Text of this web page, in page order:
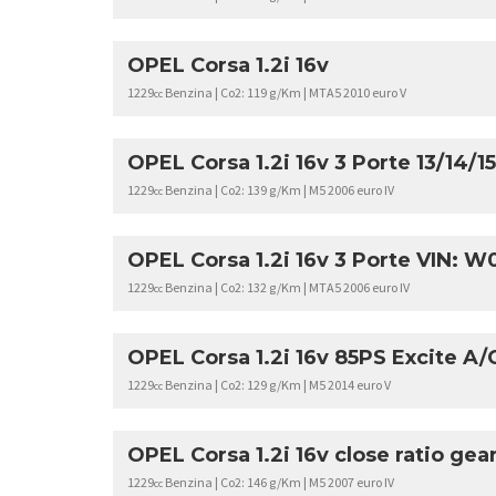
OPEL Corsa 1.2i 16v
1229cc Benzina | Co2: 119 g/Km | MTA5 2010 euro V
OPEL Corsa 1.2i 16v 3 Porte 13/14/
1229cc Benzina | Co2: 139 g/Km | M5 2006 euro IV
OPEL Corsa 1.2i 16v 3 Porte VIN:
1229cc Benzina | Co2: 132 g/Km | MTA5 2006 euro IV
OPEL Corsa 1.2i 16v 85PS Excite A/
1229cc Benzina | Co2: 129 g/Km | M5 2014 euro V
OPEL Corsa 1.2i 16v close ratio
1229cc Benzina | Co2: 146 g/Km | M5 2007 euro IV